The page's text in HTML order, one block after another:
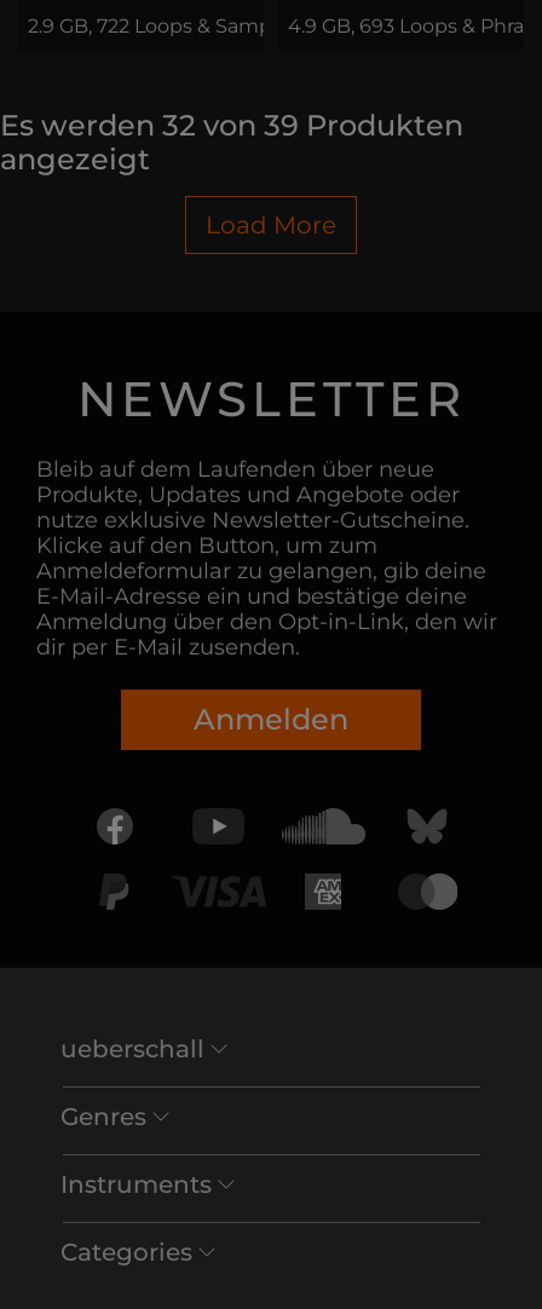
2.9 GB, 722 Loops & Samples4.9 GB, 693 Loops &
Es werden 32 von 39 Produkten
angezeigt
Load More
NEWSLETTER
Bleib auf dem Laufenden über neue
Produkte, Updates und Angebote oder
nutze exklusive Newsletter-Gutscheine.
Klicke auf den Button, um zum
Anmeldeformular zu gelangen, gib deine
E-Mail-Adresse ein und bestätige deine
Anmeldung über den Opt-in-Link, den wir
dir per E-Mail zusenden.
Anmelden
ueberschall
Genres
Instruments
Categories